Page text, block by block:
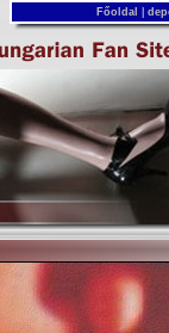
Főoldal